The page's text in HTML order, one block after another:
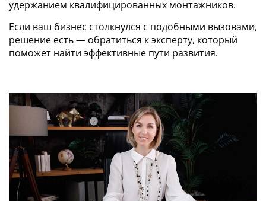
удержанием квалифицированных монтажников.
Если ваш бизнес столкнулся с подобными вызовами,
решение есть — обратиться к эксперту, который
поможет найти эффективные пути развития.